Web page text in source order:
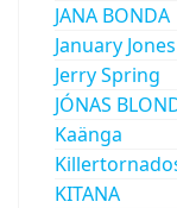
JANA BONDA
January Jones
Jerry Spring
JÓNAS
Kaänga
KITANA